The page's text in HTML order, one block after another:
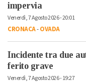
impervia
Venerdì, 7 Agosto 2026 - 20:01
CRONACA-OVADA
Incidente tra due
ferito grave
Venerdì, 7 Agosto 2026 - 19:27